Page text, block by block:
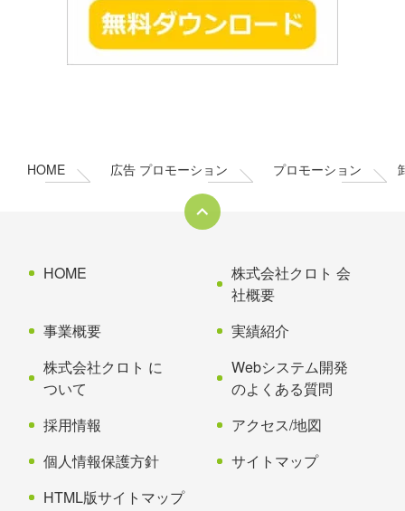
HOME 広告 プロモーション プロモーション
HOME
株式会社クロト 会
社概要
事業概要
実績紹介
株式会社クロト に
ついて
Webシステム開発
のよくある質問
採用情報
アクセス/地図
個人情報保護方針
サイトマップ
HTML版サイトマップ